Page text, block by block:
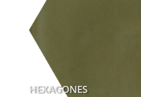
HEXAGONES